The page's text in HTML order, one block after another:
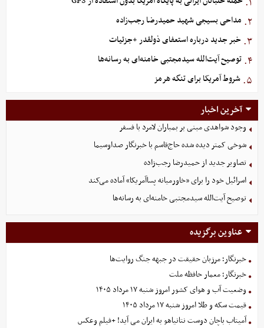
۲. مداحی بسیجی شهید حمیدرضا رجب‌زاده
۳. خبر جدید درباره استعفای ذولقدر +جزئیات
۴. توصیح آیت‌الله سیدمجتبی خامنه‌ای به رسانه‌ها
۵. شروط آمریکا برای تنگه هرمز
آخرین اخبار
وجود شواهدی مبنی بر بمباران لامرد با فسفر
شوخی کمتر دیده شده حاج‌قاسم با خبرنگار صداوسیما
تصاویر جدید از حمیدرضا رجب‌زاده
اسرائیل خود را برای «خاورمیانه پساآمریکا» آماده می‌کند
توصیح آیت‌الله سیدمجتبی خامنه‌ای به رسانه‌ها
عناوین برگزیده
خبرنگار؛ مرزبان حقیقت در جبهه جنگ روایت‌ها
خبرنگار؛ معمار حافظه ملت
وضعیت آب و هوای کشور امروز شنبه ۱۷ مرداد ۱۴۰۵
قیمت سکه و طلا امروز شنبه ۱۷ مرداد ۱۴۰۵
آمیتاب باچان دوست نتانیاهو به ایران می آید! +فیلم وعکس